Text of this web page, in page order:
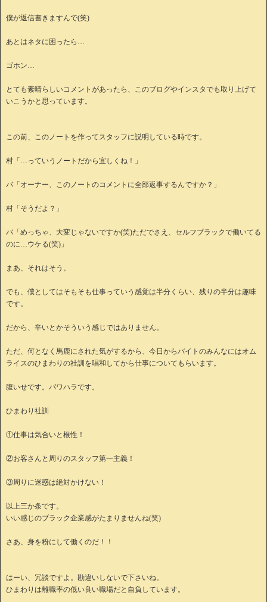
僕が返信書きますんで(笑)
あとはネタに困ったら…
ゴホン…
とても素晴らしいコメントがあったら、このブログやインスタでも取り上げて
いこうかと思っています。
この前、このノートを作ってスタッフに説明している時です。
村「…っていうノートだから宜しくね！」
バ「オーナー、このノートのコメントに全部返事するんですか？」
村「そうだよ？」
バ「めっちゃ、大変じゃないですか(笑)ただでさえ、セルフブラックで働いてる
のに…ウケる(笑)」
まあ、それはそう。
でも、僕としてはそもそも仕事っていう感覚は半分くらい、残りの半分は趣味
です。
だから、辛いとかそういう感じではありません。
ただ、何となく馬鹿にされた気がするから、今日からバイトのみんなにはオム
ライスのひまわりの社訓を唱和してから仕事についてもらいます。
腹いせです。パワハラです。
ひまわり社訓
①仕事は気合いと根性！
②お客さんと周りのスタッフ第一主義！
③周りに迷惑は絶対かけない！
以上三か条です。
いい感じのブラック企業感がたまりませんね(笑)
さあ、身を粉にして働くのだ！！
はーい、冗談ですよ。勘違いしないで下さいね。
ひまわりは離職率の低い良い職場だと自負しています。